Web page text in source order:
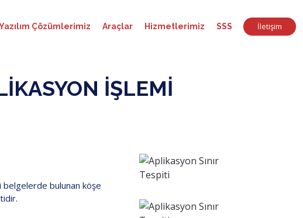
Çözümlerimiz Araçlar Hizmetlerimiz SSS İletişim
İŞLEMI
belgelerde bulunan köşe